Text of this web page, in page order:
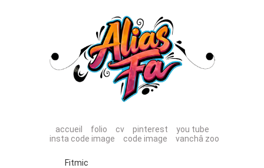
accueil folio cv pinterest
you tube
insta code image
code image vanchâ zoo
Fitmic